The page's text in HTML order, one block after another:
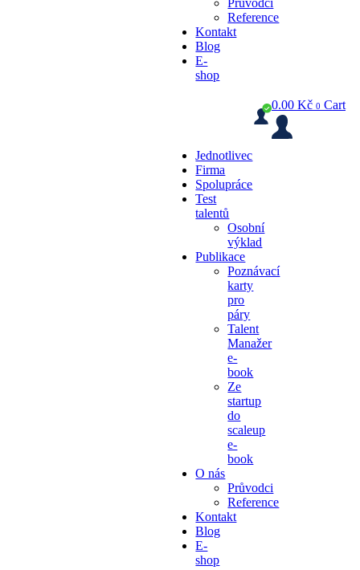
Průvodci
Reference
Kontakt
Blog
E-
shop
Jednotlivec
Firma
Spolupráce
Test
talentů
Osobní
výklad
Publikace
Poznávací
karty
pro
páry
Talent
Manažer
e-
book
Ze
startup
do
scaleup
e-
book
O nás
Průvodci
Reference
Kontakt
Blog
E-
shop
0.00 Kč 0 Cart